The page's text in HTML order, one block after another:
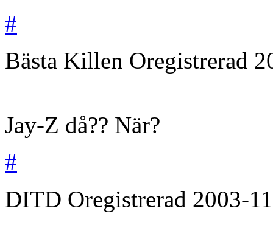
#
Bästa Killen Oregistrerad
Jay-Z då?? När?
#
DITD Oregistrerad 2003-